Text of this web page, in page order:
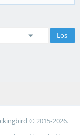
© 2015-2026.